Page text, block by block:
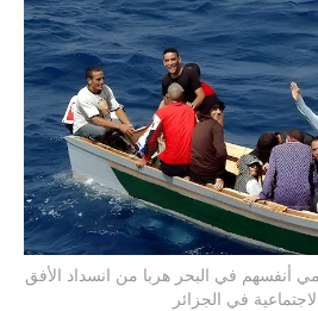
أنفسهم في البحر هربا من انسداد الأفق
في الجزائر